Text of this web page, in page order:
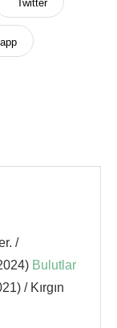
Twitter
/
Bulutlar
/ Kırgın